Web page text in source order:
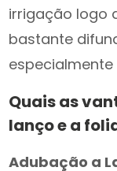
irrigação logo
bastante
Quais as
lanço e a
Adubação a